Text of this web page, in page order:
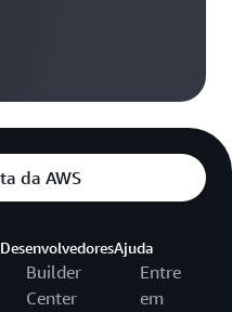
da AWS
Desenvolvedores
Builder
Center
Ajuda
Entre
em